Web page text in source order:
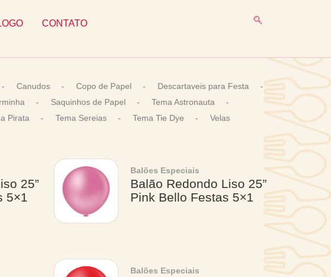
CONTATO
- Canudos - Copo de Papel - Descartaveis para Festa
-
- Saquinhos de Papel - Tema Astronauta
-
Pirata - Tema Sereias - Tema Tie Dye - Velas
25”
5×1
Balões Especiais
Balão Redondo Liso 25”
Pink Bello Festas 5×1
Balões Especiais